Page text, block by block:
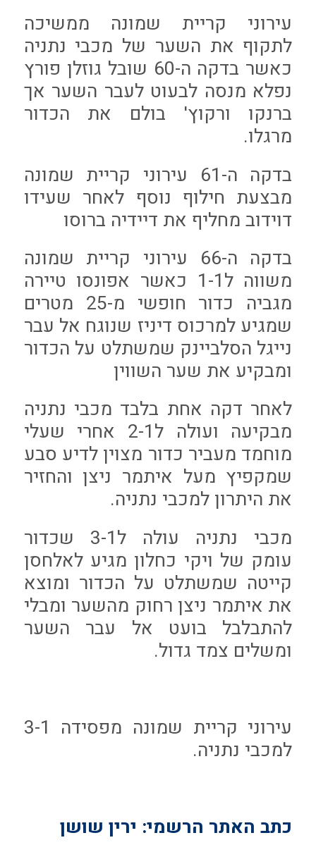
עירוני קריית שמונה ממשיכה
לתקוף את השער של מכבי נתניה
כאשר בדקה ה-60 שובל גוזלן פורץ
נפלא מנסה לבעוט לעבר השער אך
ברנקו ורקוץ' בולם את הכדור
מרגלו.
בדקה ה-61 עירוני קריית שמונה
מבצעת חילוף נוסף לאחר שעידו
דוידוב מחליף את דיידיה ברוסו
בדקה ה-66 עירוני קריית שמונה
משווה ל1-1 כאשר אפונסו טיירה
מגביה כדור חופשי מ-25 מטרים
שמגיע למרכוס דיניז שנוגח אל עבר
נייגל הסלביינק שמשתלט על הכדור
ומבקיע את שער השווין
לאחר דקה אחת בלבד מכבי נתניה
מבקיעה ועולה ל2-1 אחרי שעלי
מוחמד מעביר כדור מצוין לדיע סבע
שמקפיץ מעל איתמר ניצן והחזיר
את היתרון למכבי נתניה.
מכבי נתניה עולה ל3-1 שכדור
עומק של ויקי כחלון מגיע לאלחסן
קייטה שמשתלט על הכדור ומוצא
את איתמר ניצן רחוק מהשער ומבלי
להתבלבל בועט אל עבר השער
ומשלים צמד גדול.
עירוני קריית שמונה מפסידה 3-1
למכבי נתניה.
כתב האתר הרשמי: ירין שושן